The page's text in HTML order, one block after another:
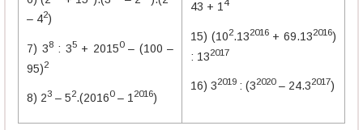
– 42)
7) 38: 35+ 20150– (100 –
95)2
8) 23 – 52.(20160– 1 2016)
43 + 1 4
15) (102.132016+ 69.132016)
: 132017
16) 32019 : (32020– 24.32017)